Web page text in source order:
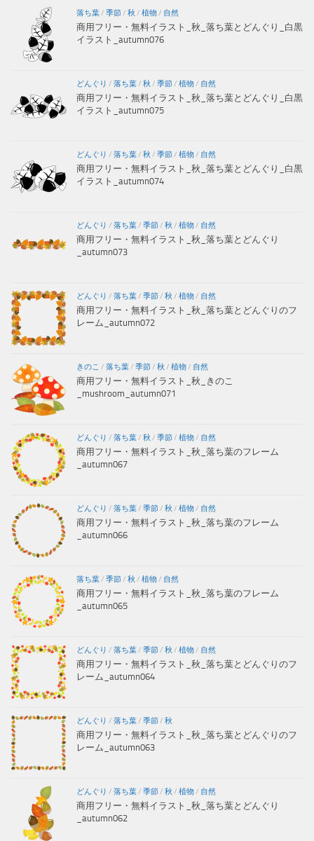
落ち葉/ 季節/ 秋 / 植物/ 自然
商用フリー・無料イラスト_秋_落ち葉とどんぐり_白黒
イラスト_autumn076
どんぐり / 落ち葉/ 秋 / 季節/ 植物/ 自然
商用フリー・無料イラスト_秋_落ち葉とどんぐり_白黒
イラスト_autumn075
どんぐり / 落ち葉/ 秋 / 季節/ 植物/ 自然
商用フリー・無料イラスト_秋_落ち葉とどんぐり_白黒
イラスト_autumn074
どんぐり / 落ち葉/ 季節/ 秋 / 植物/ 自然
商用フリー・無料イラスト_秋_落ち葉とどんぐり
_autumn073
どんぐり / 落ち葉/ 季節/ 秋 / 植物/ 自然
商用フリー・無料イラスト_秋_落ち葉とどんぐりのフ
レーム_autumn072
きのこ / 落ち葉/ 季節/ 秋 / 植物/ 自然
商用フリー・無料イラスト_秋_きのこ
_mushroom_autumn071
どんぐり / 落ち葉/ 秋 / 季節/ 植物/ 自然
商用フリー・無料イラスト_秋_落ち葉のフレーム
_autumn067
どんぐり / 落ち葉/ 季節/ 秋 / 植物/ 自然
商用フリー・無料イラスト_秋_落ち葉のフレーム
_autumn066
落ち葉/ 季節/ 秋 / 植物/ 自然
商用フリー・無料イラスト_秋_落ち葉のフレーム
_autumn065
どんぐり / 落ち葉/ 季節/ 秋 / 植物/ 自然
商用フリー・無料イラスト_秋_落ち葉とどんぐりのフ
レーム_autumn064
どんぐり / 落ち葉/ 季節/ 秋
商用フリー・無料イラスト_秋_落ち葉とどんぐりのフ
レーム_autumn063
どんぐり / 落ち葉/ 季節/ 秋 / 植物/ 自然
商用フリー・無料イラスト_秋_落ち葉とどんぐり
_autumn062